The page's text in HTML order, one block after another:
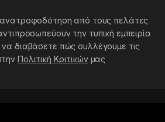
από τους πελάτες
την τυπική εμπειρία
διαβάσετε πώς συλλέγουμε τις
Πολιτική Κριτικώνμας